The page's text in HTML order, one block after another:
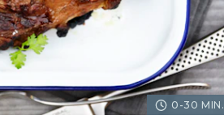
0-30 MIN.